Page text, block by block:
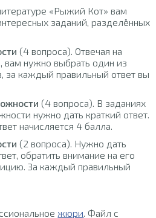
«Рыжий Кот» вам
заданий, разделённых
(4 вопроса). Отвечая на
вам нужно выбрать один из
за каждый правильный ответ вы
(4 вопроса). В заданиях
нужно дать краткий ответ.
начисляется 4 балла.
(2 вопроса). Нужно дать
обратить внимание на его
За каждый правильный
жюри. Файл с